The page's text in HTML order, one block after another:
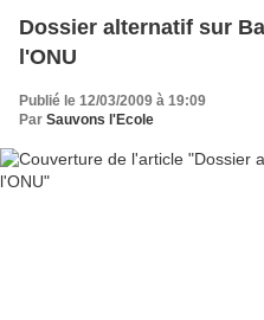
Dossier alternatif sur
l'ONU
Publié le 12/03/2009 à 19:09
Par Sauvons l'Ecole